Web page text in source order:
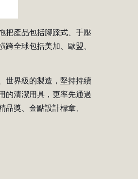
把產品包括腳踩式、手壓
全球包括美加、歐盟、
世界級的製造，堅持持續
的清潔用具，更率先通過
獎、金點設計標章、